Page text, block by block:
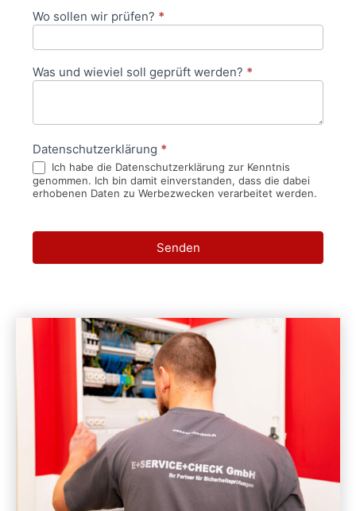
Wo sollen wir prüfen? *
Was und wieviel soll geprüft werden? *
Datenschutzerklärung *
Ich habe die Datenschutzerklärung zur Kenntnis
genommen. Ich bin damit einverstanden, dass die dabei
erhobenen Daten zu Werbezwecken verarbeitet werden.
Senden